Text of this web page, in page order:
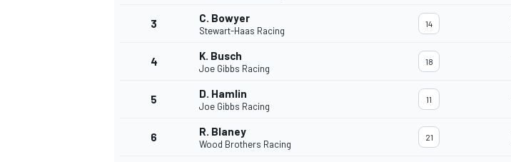
3 C. Bowyer
Stewart-Haas Racing
14
4 K. Busch
Joe Gibbs Racing
18
5 D. Hamlin
Joe Gibbs Racing
11
6 R. Blaney
Wood Brothers Racing
21